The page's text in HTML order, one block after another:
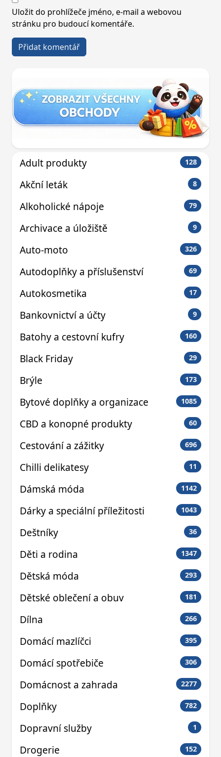
Uložit do prohlížeče jméno, e-mail a webovou
stránku pro budoucí komentáře.
Adult produkty 128
Akční leták 8
Alkoholické nápoje 79
Archivace a úložiště 9
Auto-moto 326
Autodoplňky a příslušenství 69
Autokosmetika 17
Bankovnictví a účty 9
Batohy a cestovní kufry 160
Black Friday 29
Brýle 173
Bytové doplňky a organizace 1085
CBD a konopné produkty 60
Cestování a zážitky 696
Chilli delikatesy 11
Dámská móda 1142
Dárky a speciální příležitosti 1043
Deštníky 36
Děti a rodina 1347
Dětská móda 293
Dětské oblečení a obuv 181
Dílna 266
Domácí mazlíčci 395
Domácí spotřebiče 306
Domácnost a zahrada 2277
Doplňky 782
Dopravní služby 1
Drogerie 152